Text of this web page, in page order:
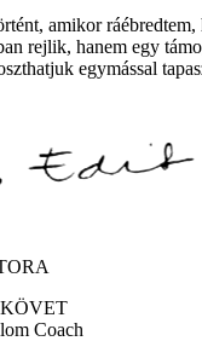
amikor ráébredtem,
rejlik, hanem egy
egymással
Coach